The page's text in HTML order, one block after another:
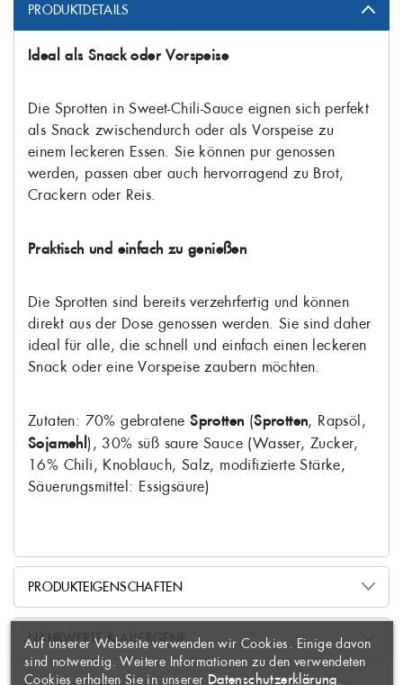
PRODUKTDETAILS
Ideal als Snack oder Vorspeise
Die Sprotten in Sweet-Chili-Sauce eignen sich perfekt
als Snack zwischendurch oder als Vorspeise zu
einem leckeren Essen. Sie können pur genossen
werden, passen aber auch hervorragend zu Brot,
Crackern oder Reis.
Praktisch und einfach zu genießen
Die Sprotten sind bereits verzehrfertig und können
direkt aus der Dose genossen werden. Sie sind daher
ideal für alle, die schnell und einfach einen leckeren
Snack oder eine Vorspeise zaubern möchten.
Zutaten: 70% gebrateneSprotten (Sprotten, Rapsöl,
Sojamehl), 30% süß saure Sauce (Wasser, Zucker,
16% Chili, Knoblauch, Salz, modifizierte Stärke,
Säuerungsmittel: Essigsäure)
PRODUKTEIGENSCHAFTEN
Produktzustand Konserve
Herstellungsart Wildfang
NÄHRWERTE & ALLERGENE
AUF MEINE
WUNSCHLISTE
×
WUNSCHLISTE
×
Name der Wunschliste
ANMELDEN ×
Sie müssen angemeldet sein, um
Artikel Ihrer Wunschliste
Auf unserer Webseite verwenden wir Cookies. Einige davon
sind notwendig. Weitere Informationen zu den verwendeten
Cookies erhalten Sie in unserer Datenschutzerklärung